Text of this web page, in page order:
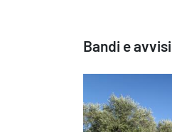
Bandi e avvisi